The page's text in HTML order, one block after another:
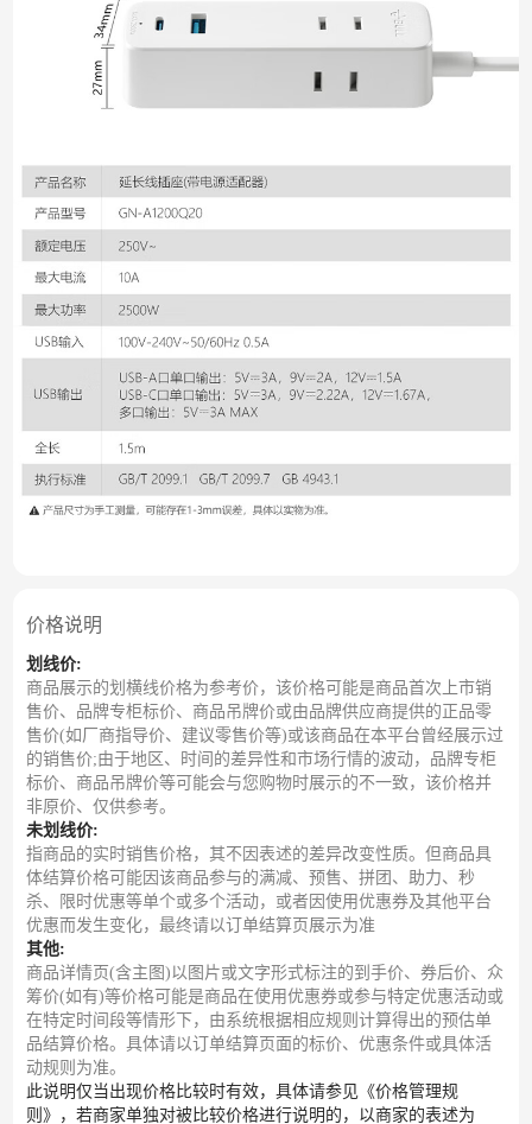
价格说明
划线价:
商品展示的划横线价格为参考价，该价格可能是商品首次上市销
售价、品牌专柜标价、商品吊牌价或由品牌供应商提供的正品零
售价(如厂商指导价、建议零售价等)或该商品在本平台曾经展示过
的销售价;由于地区、时间的差异性和市场行情的波动，品牌专柜
标价、商品吊牌价等可能会与您购物时展示的不一致，该价格并
非原价、仅供参考。
未划线价:
指商品的实时销售价格，其不因表述的差异改变性质。但商品具
体结算价格可能因该商品参与的满减、预售、拼团、助力、秒
杀、限时优惠等单个或多个活动，或者因使用优惠券及其他平台
优惠而发生变化，最终请以订单结算页展示为准
其他:
商品详情页(含主图)以图片或文字形式标注的到手价、券后价、众
筹价(如有)等价格可能是商品在使用优惠券或参与特定优惠活动或
在特定时间段等情形下，由系统根据相应规则计算得出的预估单
品结算价格。具体请以订单结算页面的标价、优惠条件或具体活
动规则为准。
此说明仅当出现价格比较时有效，具体请参见《价格管理规
则》，若商家单独对被比较价格进行说明的，以商家的表述为